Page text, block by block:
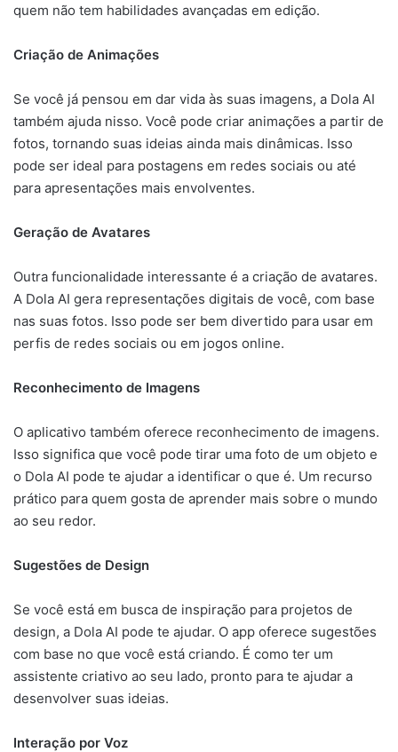
quem não tem habilidades avançadas em edição.
Criação de Animações
Se você já pensou em dar vida às suas imagens, a Dola AI
também ajuda nisso. Você pode criar animações a partir de
fotos, tornando suas ideias ainda mais dinâmicas. Isso
pode ser ideal para postagens em redes sociais ou até
para apresentações mais envolventes.
Geração de Avatares
Outra funcionalidade interessante é a criação de avatares.
A Dola AI gera representações digitais de você, com base
nas suas fotos. Isso pode ser bem divertido para usar em
perfis de redes sociais ou em jogos online.
Reconhecimento de Imagens
O aplicativo também oferece reconhecimento de imagens.
Isso significa que você pode tirar uma foto de um objeto e
o Dola AI pode te ajudar a identificar o que é. Um recurso
prático para quem gosta de aprender mais sobre o mundo
ao seu redor.
Sugestões de Design
Se você está em busca de inspiração para projetos de
design, a Dola AI pode te ajudar. O app oferece sugestões
com base no que você está criando. É como ter um
assistente criativo ao seu lado, pronto para te ajudar a
desenvolver suas ideias.
Interação por Voz